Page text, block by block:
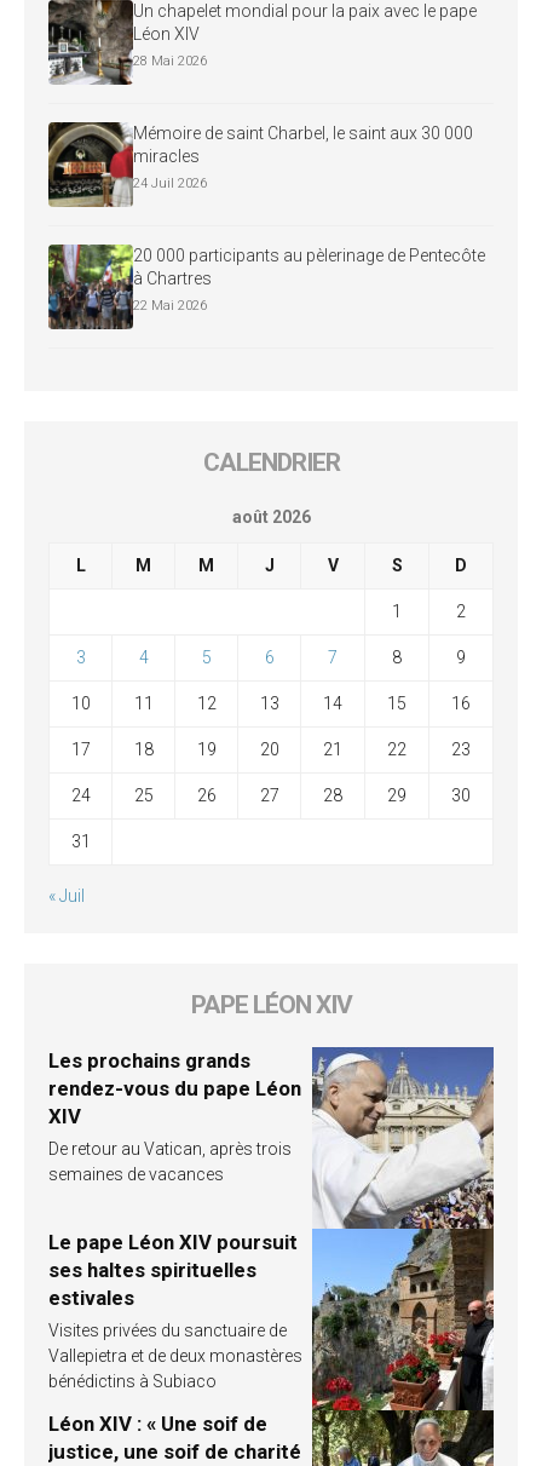
Un chapelet mondial pour la paix avec le pape
Léon XIV
28 Mai 2026
Mémoire de saint Charbel, le saint aux 30 000
miracles
24 Juil 2026
20 000 participants au pèlerinage de Pentecôte
à Chartres
22 Mai 2026
CALENDRIER
août 2026
L M M J V S D
1 2
3 4 5 6 7 8 9
10 11 12 13 14 15 16
17 18 19 20 21 22 23
24 25 26 27 28 29 30
31
« Juil
PAPE LÉON XIV
Les prochains grands
rendez-vous du pape Léon
XIV
De retour au Vatican, après trois
semaines de vacances
Le pape Léon XIV poursuit
ses haltes spirituelles
estivales
Visites privées du sanctuaire de
Vallepietra et de deux monastères
bénédictins à Subiaco
Léon XIV : « Une soif de
justice, une soif de charité